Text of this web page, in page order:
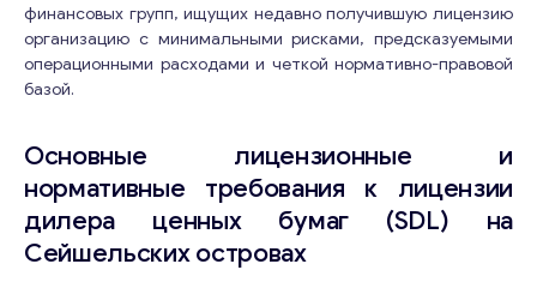
финансовых групп, ищущих недавно получившую лицензию
организацию с минимальными рисками, предсказуемыми
операционными расходами и четкой нормативно-правовой
базой.
Основные лицензионные и
нормативные требования к лицензии
дилера ценных бумаг (SDL) на
Сейшельских островах